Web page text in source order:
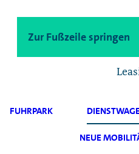
Zum Hauptinhalt
Zur Fußzeile springen
Das
FUHRPARK
NEUE